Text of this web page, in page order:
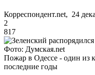
Корреспондент.net, 24
2
817
Фото: Думская.net
Пожар в Одессе - один из
последние годы